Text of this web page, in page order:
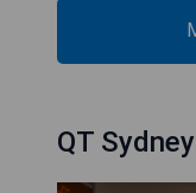
QT Sydney